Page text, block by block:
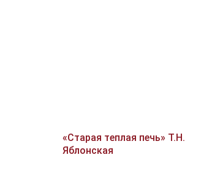
«Старая теплая печь» Т.Н.
Яблонская